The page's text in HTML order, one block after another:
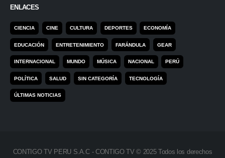
ENLACES
CIENCIA CINE CULTURA DEPORTES ECONOMÍA
EDUCACIÓN ENTRETENIMIENTO FARÁNDULA GEAR
INTERNACIONAL MUNDO MÚSICA NACIONAL PERÚ
POLÍTICA SALUD SIN CATEGORÍA TECNOLOGÍA
ÚLTIMAS NOTICIAS
CONTIGO TV PERU S.A.C - CONTIGO TV © 2025 Todos los derechos